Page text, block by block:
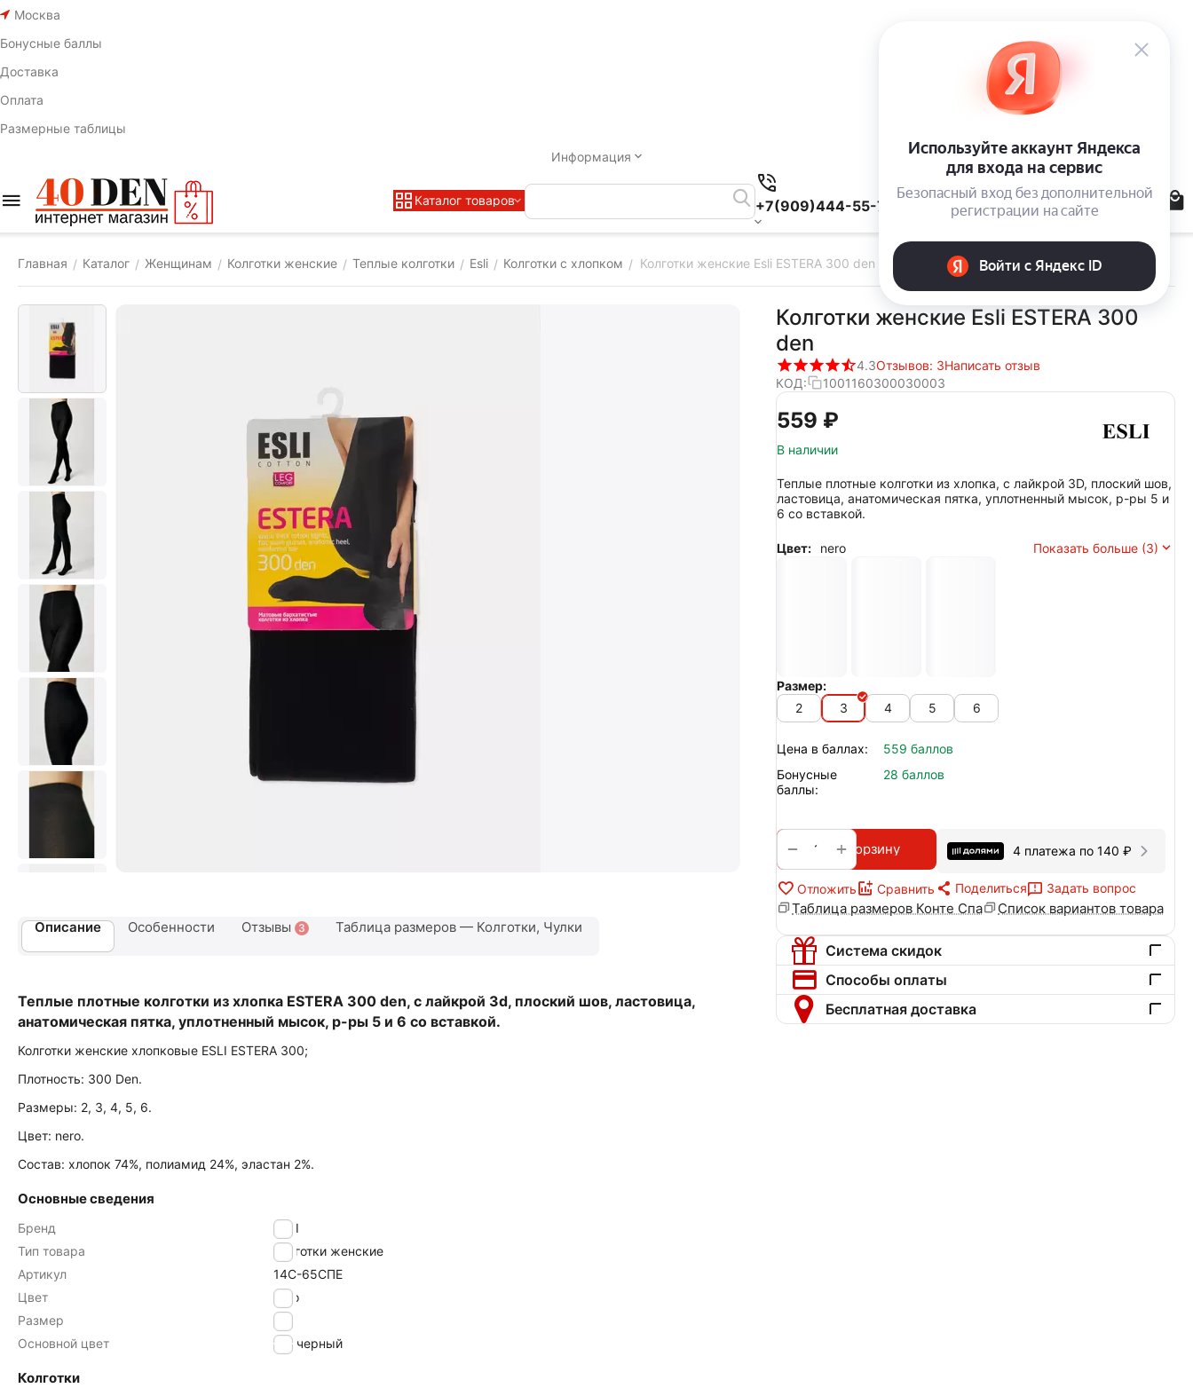
Москва
Бонусные баллы
Доставка
Оплата
Размерные таблицы
Информация
Каталог товаров +7(909)444-55-78
Главная / Каталог / Женщинам / Колготки женские / Теплые колготки / Esli / Колготки с хлопком / Колготки женские Esli ESTERA 300 den
Колготки женские Esli ESTERA 300
den
4.3Отзывов: 3Написать отзыв
КОД:
1001160300030003
‍559‍ ₽
В наличии
Теплые плотные колготки из хлопка, с лайкрой 3D, плоский шов,
ластовица, анатомическая пятка, уплотненный мысок, р-ры 5 и
6 со вставкой.
Цвет: nero Показать больше (3)
Размер:
2
3 4 5 6
Цена в баллах:
559 баллов
Бонусные
баллы:
28 баллов
+
− В корзину 4 платежа по 140 ₽
Отложить Сравнить Поделиться Задать вопрос
Таблица размеров Конте Спа Список вариантов товара
Система скидок
Способы оплаты
Бесплатная доставка
Описание Особенности Отзывы 3 Таблица размеров — Колготки, Чулки
Теплые плотные колготки из хлопка ESTERA 300 den, с лайкрой 3d, плоский шов, ластовица,
анатомическая пятка, уплотненный мысок, р-ры 5 и 6 со вставкой.
Колготки женские хлопковые ESLI ESTERA 300;
Плотность: 300 Den.
Размеры: 2, 3, 4, 5, 6.
Цвет: nero.
Состав: хлопок 74%, полиамид 24%, эластан 2%.
Основные сведения
Бренд
ESLI
Тип товара
Колготки женские
Артикул
14С-65СПЕ
Цвет
nero
Размер
3
Основной цвет
черный
Колготки